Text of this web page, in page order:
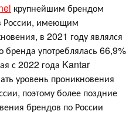
крупнейшим брендом
России, имеющим
в 2021 году являлся
употреблялась 66,9%
с 2022 года Kantar
уровень проникновения
поэтому более поздние
брендов по России